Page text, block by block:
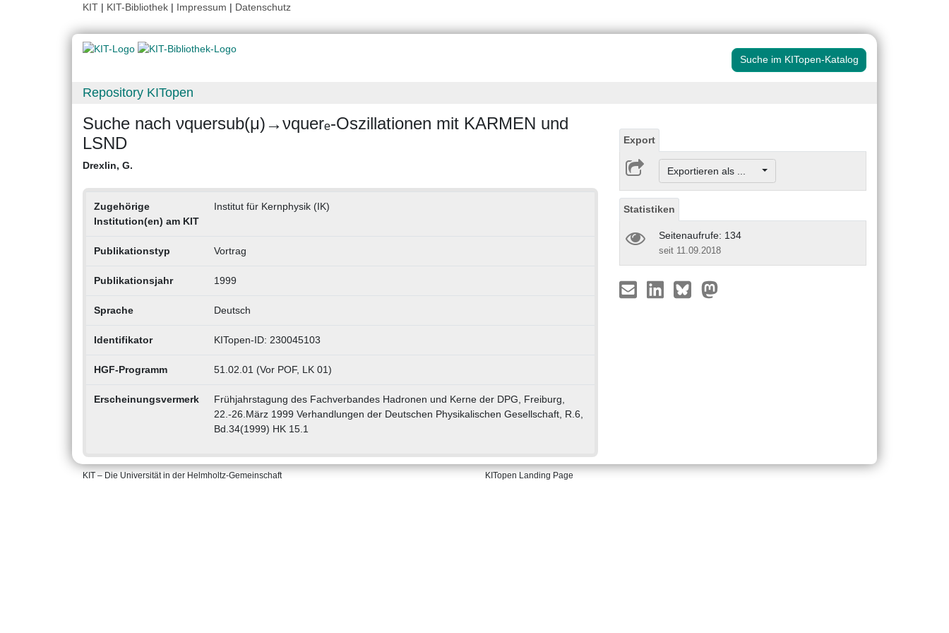
KIT | KIT-Bibliothek | Impressum | Datenschutz
Suche im KITopen-Katalog
Repository KITopen
Suche nach νquersub(μ)→νquerₑ-Oszillationen mit KARMEN und
LSND
Drexlin, G.
Zugehörige
Institution(en) am KIT
Institut für Kernphysik (IK)
Publikationstyp Vortrag
Publikationsjahr 1999
Sprache Deutsch
Identifikator KITopen-ID: 230045103
HGF-Programm 51.02.01 (Vor POF, LK 01)
Erscheinungsvermerk
Frühjahrstagung des Fachverbandes Hadronen und Kerne der DPG, Freiburg,
22.-26.März 1999 Verhandlungen der Deutschen Physikalischen Gesellschaft, R.6,
Bd.34(1999) HK 15.1
Export
Exportieren als ...
Statistiken
Seitenaufrufe: 134
seit 11.09.2018
KIT – Die Universität in der Helmholtz-Gemeinschaft KITopen Landing Page